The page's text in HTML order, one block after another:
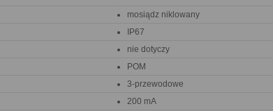
mosiądz niklowany
IP67
nie dotyczy
POM
3-przewodowe
200 mA